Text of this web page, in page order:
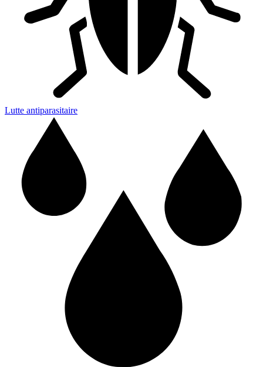
Lutte antiparasitaire